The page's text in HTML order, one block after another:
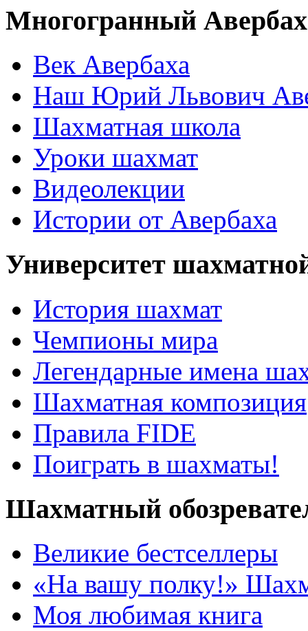
Многогранный Авербах
Век Авербаха
Наш Юрий Львович
Шахматная школа
Уроки шахмат
Видеолекции
Истории от Авербаха
Университет
История шахмат
Чемпионы мира
Легендарные имена
Шахматная композиция
Правила FIDE
Поиграть в шахматы!
Шахматный
Великие бестселлеры
«На вашу полку!»
Моя любимая книга